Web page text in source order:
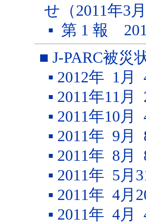
せ（2011年3
▪ 第 1 報
■ J-PARC被災
▪ 2012年 1月
▪ 2011年11
▪ 2011年10
▪ 2011年 9月
▪ 2011年 8月
▪ 2011年 5月
▪ 2011年 4月
▪ 2011年 4月